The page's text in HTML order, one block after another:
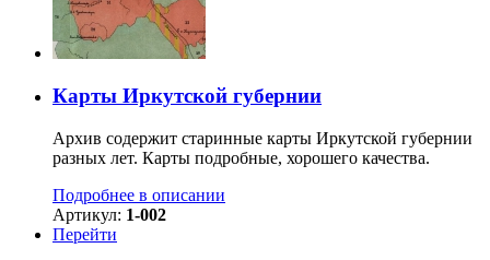
Карты Иркутской губернии
Архив содержит старинные карты Иркутской губернии
разных лет. Карты подробные, хорошего качества.
Подробнее в описании
Артикул: 1-002
Перейти